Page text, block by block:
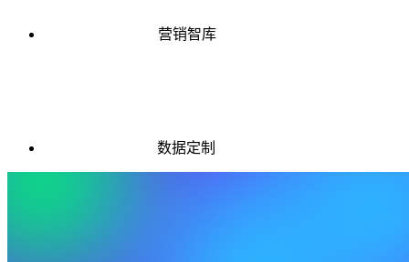
营销智库
数据定制